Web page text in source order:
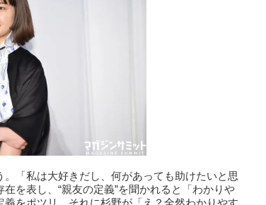
「私は大好きだし、何があっても助けたいと思
を表し、“親友の定義”を聞かれると「わかりや
をポツリ。それに杉野が「え？全然わかりやす